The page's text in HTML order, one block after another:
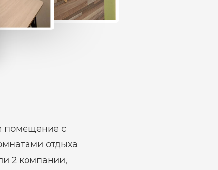
помещение с
отдыха
2 компании,